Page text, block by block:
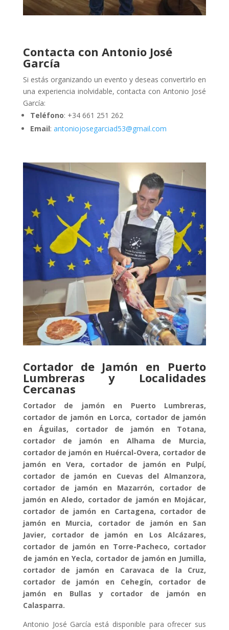
Contacta con Antonio José
García
Si estás organizando un evento y deseas convertirlo en
una experiencia inolvidable, contacta con Antonio José
García:
Teléfono: +34 661 251 262
Email: antoniojosegarciad53@gmail.com
Cortador de Jamón en Puerto
Lumbreras y Localidades
Cercanas
Cortador de jamón en Puerto Lumbreras,
cortador de jamón en Lorca, cortador de jamón
en Águilas, cortador de jamón en Totana,
cortador de jamón en Alhama de Murcia,
cortador de jamón en Huércal-Overa, cortador de
jamón en Vera, cortador de jamón en Pulpí,
cortador de jamón en Cuevas del Almanzora,
cortador de jamón en Mazarrón, cortador de
jamón en Aledo, cortador de jamón en Mojácar,
cortador de jamón en Cartagena, cortador de
jamón en Murcia, cortador de jamón en San
Javier, cortador de jamón en Los Alcázares,
cortador de jamón en Torre-Pacheco, cortador
de jamón en Yecla, cortador de jamón en Jumilla,
cortador de jamón en Caravaca de la Cruz,
cortador de jamón en Cehegín, cortador de
jamón en Bullas y cortador de jamón en
Calasparra.
Antonio José García está disponible para ofrecer sus